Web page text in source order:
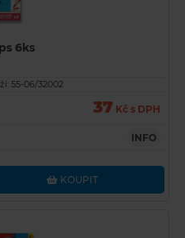
6ks
55-06/32002
37 Kč s DPH
INFO
KOUPIT